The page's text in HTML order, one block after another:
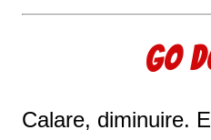
GO
Calare, diminuire.